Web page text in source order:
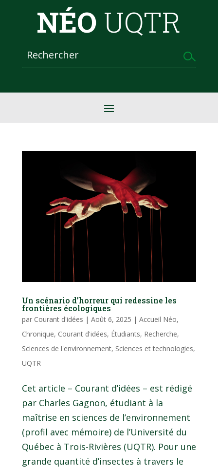
NÉO UQTR
Un scénario d’horreur qui redessine les
frontières écologiques
par Courant d'idées | Août 6, 2025 | Accueil Néo,
Chronique, Courant d'idées, Étudiants, Recherche,
Sciences de l'environnement, Sciences et technologies,
UQTR
Cet article – Courant d’idées – est rédigé
par Charles Gagnon, étudiant à la
maîtrise en sciences de l’environnement
(profil avec mémoire) de l’Université du
Québec à Trois-Rivières (UQTR). Pour une
grande quantité d’insectes à travers le